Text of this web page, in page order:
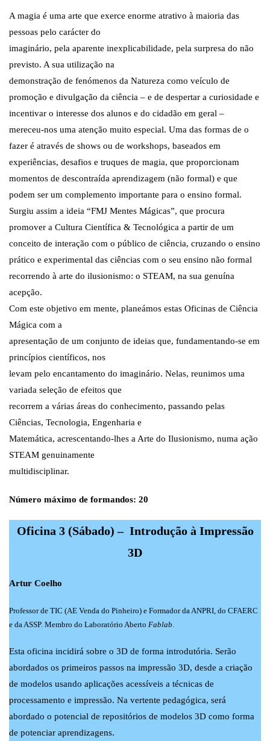
A magia é uma arte que exerce enorme atrativo à maioria das
pessoas pelo carácter do
imaginário, pela aparente inexplicabilidade, pela surpresa do não
previsto. A sua utilização na
demonstração de fenómenos da Natureza como veículo de
promoção e divulgação da ciência – e de despertar a curiosidade e
incentivar o interesse dos alunos e do cidadão em geral –
mereceu-nos uma atenção muito especial. Uma das formas de o
fazer é através de shows ou de workshops, baseados em
experiências, desafios e truques de magia, que proporcionam
momentos de descontraída aprendizagem (não formal) e que
podem ser um complemento importante para o ensino formal.
Surgiu assim a ideia “FMJ Mentes Mágicas”, que procura
promover a Cultura Científica & Tecnológica a partir de um
conceito de interação com o público de ciência, cruzando o ensino
prático e experimental das ciências com o seu ensino não formal
recorrendo à arte do ilusionismo: o STEAM, na sua genuína
acepção.
Com este objetivo em mente, planeámos estas Oficinas de Ciência
Mágica com a
apresentação de um conjunto de ideias que, fundamentando-se em
princípios científicos, nos
levam pelo encantamento do imaginário. Nelas, reunimos uma
variada seleção de efeitos que
recorrem a várias áreas do conhecimento, passando pelas
Ciências, Tecnologia, Engenharia e
Matemática, acrescentando-lhes a Arte do Ilusionismo, numa ação
STEAM genuinamente
multidisciplinar.
Número máximo de formandos: 20
Oficina 3 (Sábado) – Introdução à Impressão
3D
Artur Coelho
Professor de TIC (AE Venda do Pinheiro) e Formador da ANPRI, do CFAERC
e da ASSP. Membro do Laboratório Aberto Fablab.
Esta oficina incidirá sobre o 3D de forma introdutória. Serão
abordados os primeiros passos na impressão 3D, desde a criação
de modelos usando aplicações acessíveis a técnicas de
processamento e impressão. Na vertente pedagógica, será
abordado o potencial de repositórios de modelos 3D como forma
de potenciar aprendizagens.